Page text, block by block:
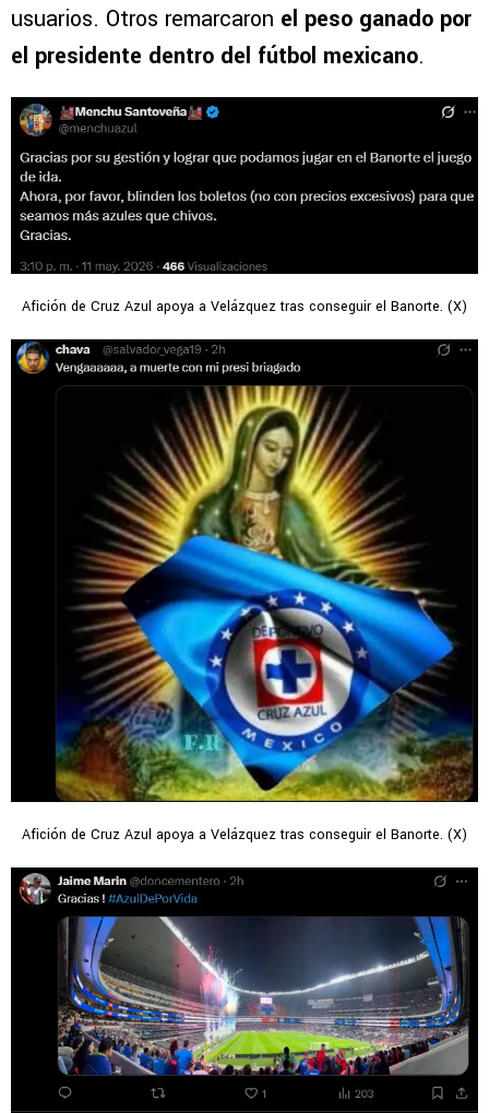
usuarios. Otros remarcaron el peso ganado por
el presidente dentro del fútbol mexicano.
Afición de Cruz Azul apoya a Velázquez tras conseguir el Banorte. (X)
Afición de Cruz Azul apoya a Velázquez tras conseguir el Banorte. (X)